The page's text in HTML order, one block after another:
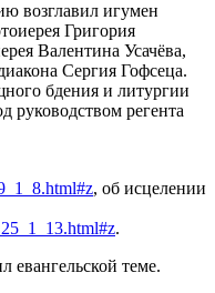
возглавил игумен
Григория
Валентина Усачёва,
Сергия Гофсеца.
бдения и литургии
руководством регента
, об исцелении
.
евангельской теме.